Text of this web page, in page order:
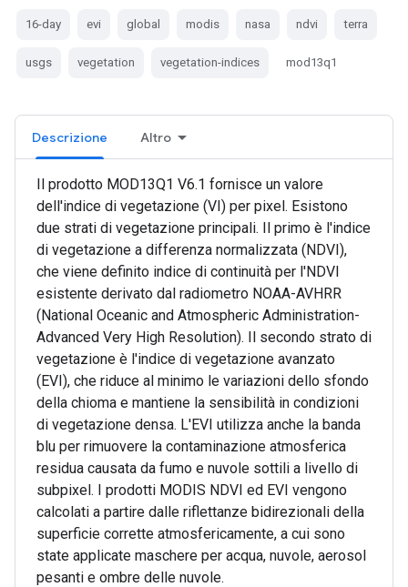
16-day evi global modis nasa ndvi terra
usgs vegetation vegetation-indices mod13q1
Descrizione Altro
Il prodotto MOD13Q1 V6.1 fornisce un valore
dell'indice di vegetazione (VI) per pixel. Esistono
due strati di vegetazione principali. Il primo è l'indice
di vegetazione a differenza normalizzata (NDVI),
che viene definito indice di continuità per l'NDVI
esistente derivato dal radiometro NOAA-AVHRR
(National Oceanic and Atmospheric Administration-
Advanced Very High Resolution). Il secondo strato di
vegetazione è l'indice di vegetazione avanzato
(EVI), che riduce al minimo le variazioni dello sfondo
della chioma e mantiene la sensibilità in condizioni
di vegetazione densa. L'EVI utilizza anche la banda
blu per rimuovere la contaminazione atmosferica
residua causata da fumo e nuvole sottili a livello di
subpixel. I prodotti MODIS NDVI ed EVI vengono
calcolati a partire dalle riflettanze bidirezionali della
superficie corrette atmosfericamente, a cui sono
state applicate maschere per acqua, nuvole, aerosol
pesanti e ombre delle nuvole.